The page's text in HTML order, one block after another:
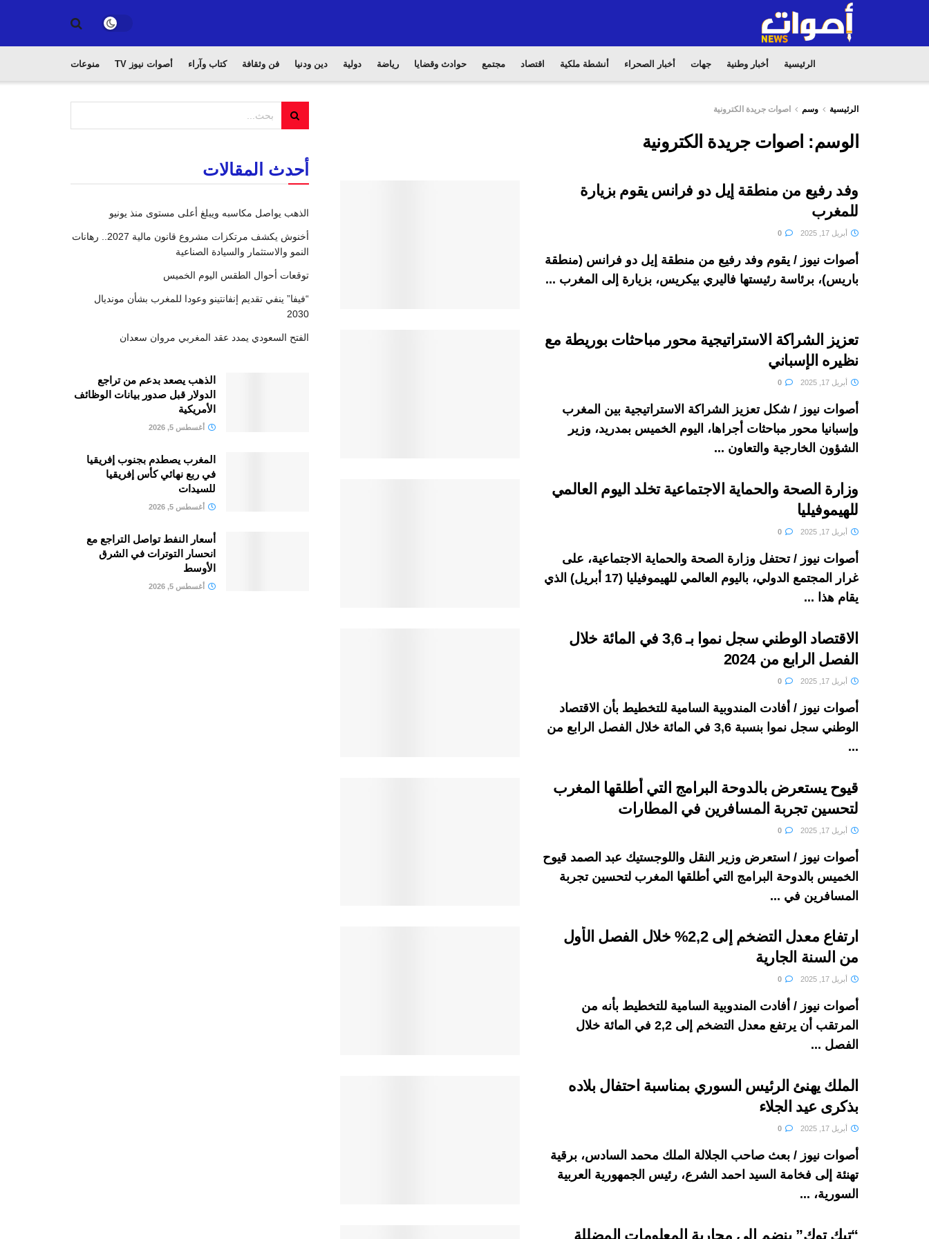
الرئيسية أخبار وطنية جهات أخبار الصحراء أنشطة ملكية اقتصاد مجتمع حوادث وقضايا رياضة دولية دين ودنيا فن وثقافة كتاب وآراء أصوات نيوز TV منوعات
الرئيسية وسم اصوات جريدة الكترونية
الوسم: اصوات جريدة الكترونية
وفد رفيع من منطقة إيل دو فرانس يقوم بزيارة
للمغرب
أبريل 17, 2025
أصوات نيوز / يقوم وفد رفيع من منطقة إيل دو فرانس (منطقة
باريس)، برئاسة رئيستها فاليري بيكريس، بزيارة إلى المغرب ...
تعزيز الشراكة الاستراتيجية محور مباحثات بوريطة مع
نظيره الإسباني
أبريل 17, 2025
أصوات نيوز / شكل تعزيز الشراكة الاستراتيجية بين المغرب
وإسبانيا محور مباحثات أجراها، اليوم الخميس بمدريد، وزير
الشؤون الخارجية والتعاون ...
وزارة الصحة والحماية الاجتماعية تخلد اليوم العالمي
للهيموفيليا
أبريل 17, 2025
أصوات نيوز / تحتفل وزارة الصحة والحماية الاجتماعية، على
غرار المجتمع الدولي، باليوم العالمي للهيموفيليا (17 أبريل) الذي
يقام هذا ...
الاقتصاد الوطني سجل نموا بـ 3,6 في المائة خلال
الفصل الرابع من 2024
أبريل 17, 2025
أصوات نيوز / أفادت المندوبية السامية للتخطيط بأن الاقتصاد
الوطني سجل نموا بنسبة 3,6 في المائة خلال الفصل الرابع من
...
قيوح يستعرض بالدوحة البرامج التي أطلقها المغرب
لتحسين تجربة المسافرين في المطارات
أبريل 17, 2025
أصوات نيوز / استعرض وزير النقل واللوجستيك عبد الصمد قيوح
الخميس بالدوحة البرامج التي أطلقها المغرب لتحسين تجربة
المسافرين في ...
ارتفاع معدل التضخم إلى 2,2% خلال الفصل الأول
من السنة الجارية
أبريل 17, 2025
أصوات نيوز / أفادت المندوبية السامية للتخطيط بأنه من
المرتقب أن يرتفع معدل التضخم إلى 2,2 في المائة خلال
الفصل ...
الملك يهنئ الرئيس السوري بمناسبة احتفال بلاده
بذكرى عيد الجلاء
أبريل 17, 2025
أصوات نيوز / بعث صاحب الجلالة الملك محمد السادس، برقية
تهنئة إلى فخامة السيد احمد الشرع، رئيس الجمهورية العربية
السورية، ...
“تيك توك” ينضم إلى محاربة المعلومات المضللة
أحدث المقالات
الذهب يواصل مكاسبه ويبلغ أعلى مستوى منذ يونيو
أخنوش يكشف مرتكزات مشروع قانون مالية 2027.. رهانات
النمو والاستثمار والسيادة الصناعية
توقعات أحوال الطقس اليوم الخميس
“فيفا” ينفي تقديم إنفانتينو وعودا للمغرب بشأن مونديال
2030
الفتح السعودي يمدد عقد المغربي مروان سعدان
الذهب يصعد بدعم من تراجع
الدولار قبل صدور بيانات الوظائف
الأمريكية
أغسطس 5, 2026
المغرب يصطدم بجنوب إفريقيا
في ربع نهائي كأس إفريقيا
للسيدات
أغسطس 5, 2026
أسعار النفط تواصل التراجع مع
انحسار التوترات في الشرق
الأوسط
أغسطس 5, 2026